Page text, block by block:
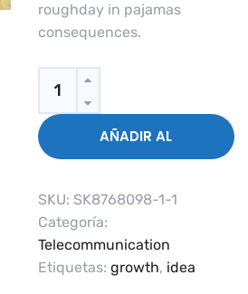
roughday in pajamas
consequences.
Quantity
AÑADIR AL
SKU: SK8768098-1-1
Categoría:
Telecommunication
Etiquetas: growth, idea